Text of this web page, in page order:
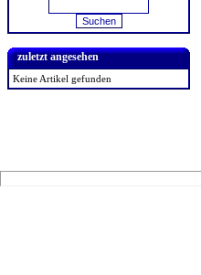
zuletzt angesehen
Keine Artikel gefunden